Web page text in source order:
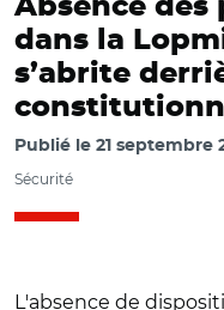
Absence des
dans la
s’abrite
Publié le 21 septembre
Sécurité
L'absence de